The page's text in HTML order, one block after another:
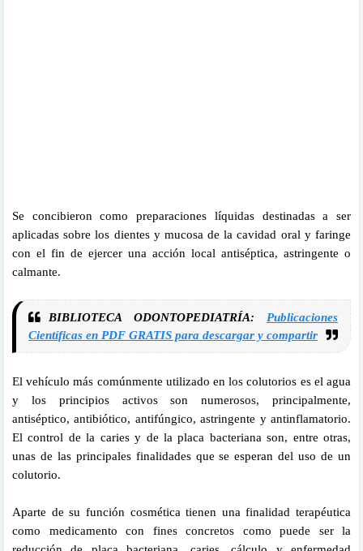
Se concibieron como preparaciones líquidas destinadas a ser
aplicadas sobre los dientes y mucosa de la cavidad oral y faringe
con el fin de ejercer una acción local antiséptica, astringente o
calmante.
BIBLIOTECA ODONTOPEDIATRÍA: Publicaciones
Científicas en PDF GRATIS para descargar y compartir
El vehículo más comúnmente utilizado en los colutorios es el agua
y los principios activos son numerosos, principalmente,
antiséptico, antibiótico, antifúngico, astringente y antinflamatorio.
El control de la caries y de la placa bacteriana son, entre otras,
unas de las principales finalidades que se esperan del uso de un
colutorio.
Aparte de su función cosmética tienen una finalidad terapéutica
como medicamento con fines concretos como puede ser la